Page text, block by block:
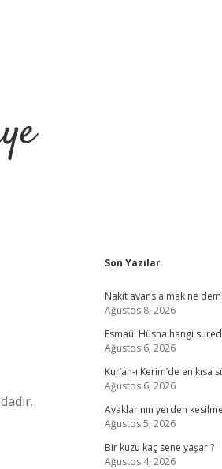
Sidebar
Son Yazılar
Nakit avans almak ne
Ağustos 8, 2026
Esmaül Hüsna hangi
Ağustos 6, 2026
Kur’an-ı Kerim’de en kısa
Ağustos 6, 2026
Ayaklarının yerden
Ağustos 5, 2026
Bir kuzu kaç sene yaşar ?
Ağustos 4, 2026
ilbet yeni giriş